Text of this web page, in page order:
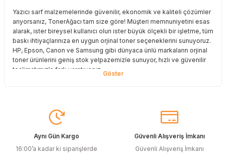
Yazıcı sarf malzemelerinde güvenilir, ekonomik ve kaliteli çözümler
arıyorsanız, TonerAğacı tam size göre! Müşteri memnuniyetini esas
alarak, ister bireysel kullanıcı olun ister büyük ölçekli bir işletme, tüm
baskı ihtiyaçlarınıza en uygun orjinal toner seçeneklerini sunuyoruz.
HP, Epson, Canon ve Samsung gibi dünyaca ünlü markaların orjinal
toner ürünlerini geniş stok yelpazemizle sunuyor, hızlı ve güvenilir
teslimatımızla fark yaratıyoruz.
istiyorsunuz? O halde muadil toner çözümlerimize göz atmalısınız!
Muadil toner ürünlerimiz, orijinal kalitesine en yakın performansı
sunacak şekilde test edilmiştir. Böylece, baskı kalitenizden ödün
vermeden bütçenizi koruyabilirsiniz. Özellikle büyük hacimli
baskılar yapan işletmeler için muadil toner, tasarruf sağlamanın en
Aynı Gün Kargo
16:00’a kadar ki siparişlerde
Güvenli Alışveriş İmkanı
Güvenli Alışveriş İmkanı